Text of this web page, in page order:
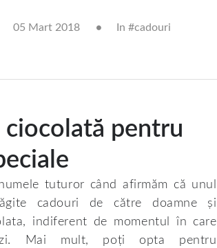
05 Mart 2018 In #cadouri
ciocolată pentru
tuturor când afirmăm că unul
cadouri de către doamne și
indiferent de momentul în care
Mai mult, poți opta pentru